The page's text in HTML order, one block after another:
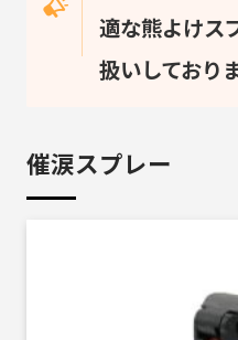
適な熊よけス
扱いしており
催涙スプレー